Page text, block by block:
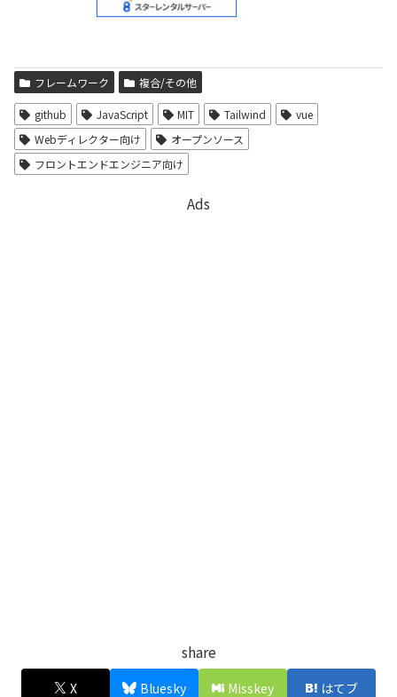
フレームワーク 複合/その他
github JavaScript MIT Tailwind
vue
Webディレクター向け
オープンソース
フロントエンドエンジニア向け
Ads
share
X Bluesky Misskey はてブ